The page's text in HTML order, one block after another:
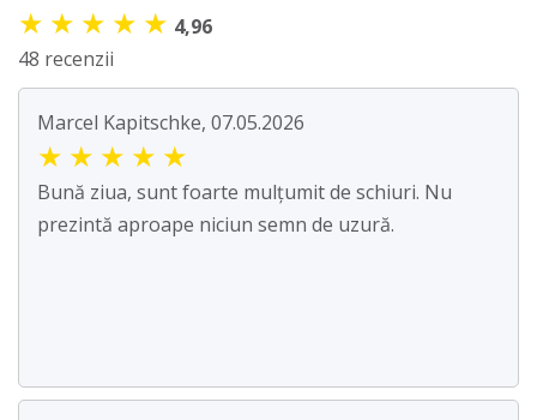
★ ★ ★ ★ ★ 4,96
48 recenzii
Marcel Kapitschke, 07.05.2026
★ ★ ★ ★ ★
Bună ziua, sunt foarte mulțumit de schiuri. Nu
prezintă aproape niciun semn de uzură.